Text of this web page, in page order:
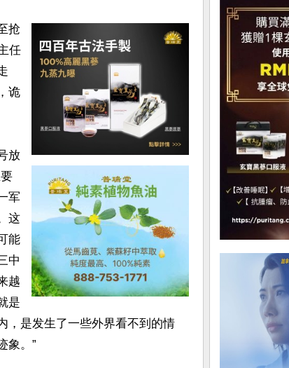
抢
任
诡
放
军
这
能
中
越
是
，是发生了一些外界看不到的情
象。”